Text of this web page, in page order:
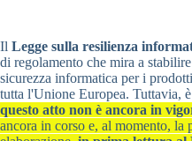
Il Legge sulla resilienza
di regolamento che mira a
sicurezza informatica per i
tutta l'Unione Europea. Tuttavia,
questo atto non è ancora in
ancora in corso e, al momento, la